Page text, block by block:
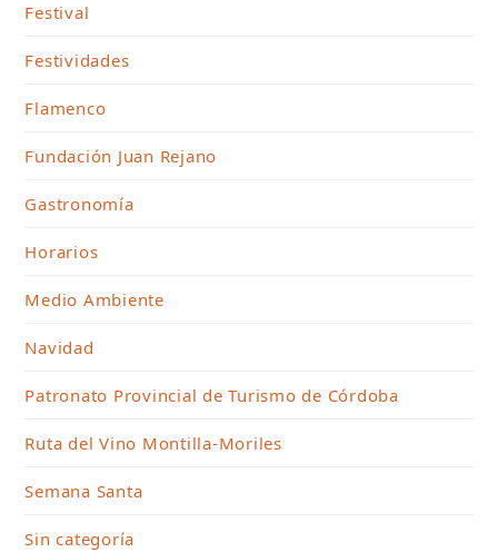
Festival
Festividades
Flamenco
Fundación Juan Rejano
Gastronomía
Horarios
Medio Ambiente
Navidad
Patronato Provincial de Turismo de Córdoba
Ruta del Vino Montilla-Moriles
Semana Santa
Sin categoría